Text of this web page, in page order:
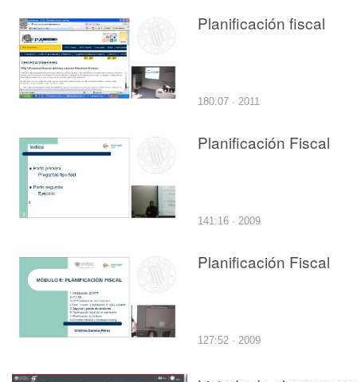
Planificación fiscal
180:07 · 2011
Planificación Fiscal
141:16 · 2009
Planificación Fiscal
127:52 · 2009